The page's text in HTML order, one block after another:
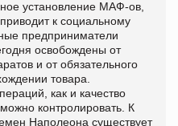
установление МАФ-ов,
к социальному
предприниматели
освобождены от
и от обязательного
товара.
как и качество
контролировать. К
Наполеона существует